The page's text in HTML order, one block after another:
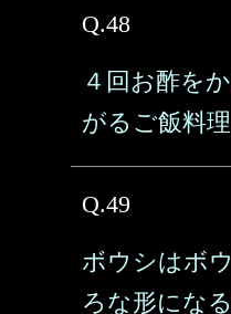
Q.48
４回お酢を
がるご飯料
Q.49
ボウシはボ
ろな形にな